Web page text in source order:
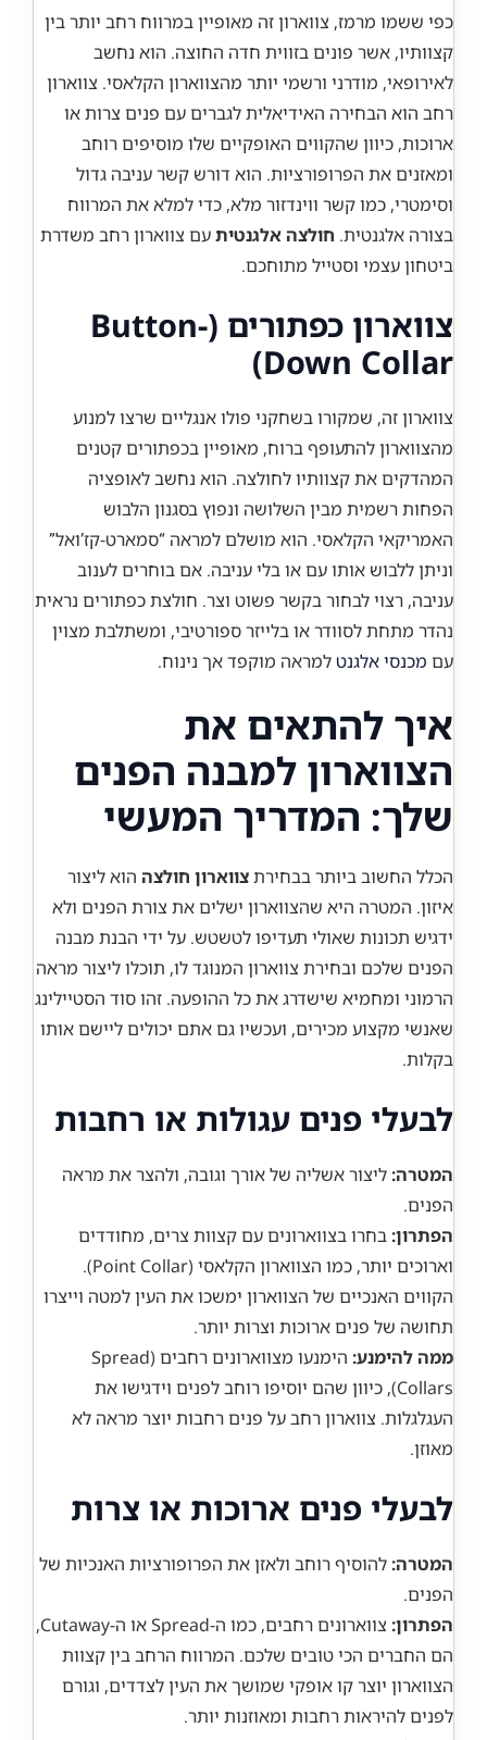
כפי ששמו מרמז, צווארון זה מאופיין במרווח רחב יותר בין
קצוותיו, אשר פונים בזווית חדה החוצה. הוא נחשב
לאירופאי, מודרני ורשמי יותר מהצווארון הקלאסי. צווארון
רחב הוא הבחירה האידיאלית לגברים עם פנים צרות או
ארוכות, כיוון שהקווים האופקיים שלו מוסיפים רוחב
ומאזנים את הפרופורציות. הוא דורש קשר עניבה גדול
וסימטרי, כמו קשר ווינדזור מלא, כדי למלא את המרווח
בצורה אלגנטית. חולצה אלגנטיתעם צווארון רחב משדרת
ביטחון עצמי וסטייל מתוחכם.
צווארון כפתורים (Button-
Down Collar)
צווארון זה, שמקורו בשחקני פולו אנגליים שרצו למנוע
מהצווארון להתעופף ברוח, מאופיין בכפתורים קטנים
המהדקים את קצוותיו לחולצה. הוא נחשב לאופציה
הפחות רשמית מבין השלושה ונפוץ בסגנון הלבוש
האמריקאי הקלאסי. הוא מושלם למראה “סמארט-קז’ואל”
וניתן ללבוש אותו עם או בלי עניבה. אם בוחרים לענוב
עניבה, רצוי לבחור בקשר פשוט וצר. חולצת כפתורים נראית
נהדר מתחת לסוודר או בלייזר ספורטיבי, ומשתלבת מצוין
עם מכנסי אלגנט למראה מוקפד אך נינוח.
איך להתאים את
הצווארון למבנה הפנים
שלך: המדריך המעשי
הכלל החשוב ביותר בבחירתצווארון חולצה הוא ליצור
איזון. המטרה היא שהצווארון ישלים את צורת הפנים ולא
ידגיש תכונות שאולי תעדיפו לטשטש. על ידי הבנת מבנה
הפנים שלכם ובחירת צווארון המנוגד לו, תוכלו ליצור מראה
הרמוני ומחמיא שישדרג את כל ההופעה. זהו סוד הסטיילינג
שאנשי מקצוע מכירים, ועכשיו גם אתם יכולים ליישם אותו
בקלות.
לבעלי פנים עגולות או רחבות
המטרה: ליצור אשליה של אורך וגובה, ולהצר את מראה
הפנים.
הפתרון: בחרו בצווארונים עם קצוות צרים, מחודדים
וארוכים יותר, כמו הצווארון הקלאסי (Point Collar).
הקווים האנכיים של הצווארון ימשכו את העין למטה וייצרו
תחושה של פנים ארוכות וצרות יותר.
ממה להימנע:
הימנעו מצווארונים רחבים (Spread
Collars), כיוון שהם יוסיפו רוחב לפנים וידגישו את
העגלגלות. צווארון רחב על פנים רחבות יוצר מראה לא
מאוזן.
לבעלי פנים ארוכות או צרות
המטרה: להוסיף רוחב ולאזן את הפרופורציות האנכיות של
הפנים.
הפתרון:
צווארונים רחבים, כמו ה-Spread או ה-Cutaway,
הם החברים הכי טובים שלכם. המרווח הרחב בין קצוות
הצווארון יוצר קו אופקי שמושך את העין לצדדים, וגורם
לפנים להיראות רחבות ומאוזנות יותר.